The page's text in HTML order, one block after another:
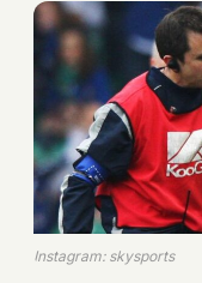
Instagram: skysports